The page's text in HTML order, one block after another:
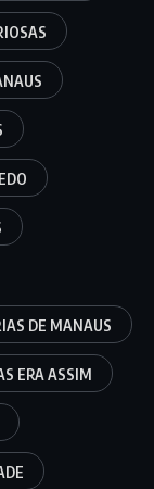
DE MANAUS
ERA ASSIM